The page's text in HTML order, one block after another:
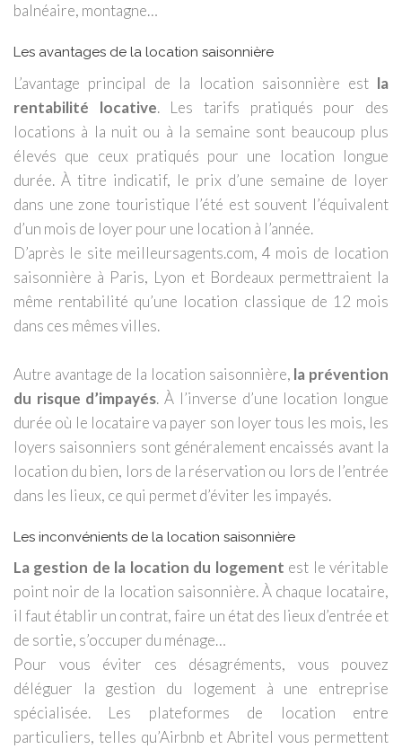
balnéaire, montagne…
Les avantages de la location saisonnière
L’avantage principal de la location saisonnière est la
rentabilité locative. Les tarifs pratiqués pour des
locations à la nuit ou à la semaine sont beaucoup plus
élevés que ceux pratiqués pour une location longue
durée. À titre indicatif, le prix d’une semaine de loyer
dans une zone touristique l’été est souvent l’équivalent
d’un mois de loyer pour une location à l’année.
D’après le site meilleursagents.com, 4 mois de location
saisonnière à Paris, Lyon et Bordeaux permettraient la
même rentabilité qu’une location classique de 12 mois
dans ces mêmes villes.
Autre avantage de la location saisonnière, la prévention
du risque d’impayés. À l’inverse d’une location longue
durée où le locataire va payer son loyer tous les mois, les
loyers saisonniers sont généralement encaissés avant la
location du bien, lors de la réservation ou lors de l’entrée
dans les lieux, ce qui permet d’éviter les impayés.
Les inconvénients de la location saisonnière
La gestion de la location du logement est le véritable
point noir de la location saisonnière. À chaque locataire,
il faut établir un contrat, faire un état des lieux d’entrée et
de sortie, s’occuper du ménage…
Pour vous éviter ces désagréments, vous pouvez
déléguer la gestion du logement à une entreprise
spécialisée. Les plateformes de location entre
particuliers, telles qu’Airbnb et Abritel vous permettent